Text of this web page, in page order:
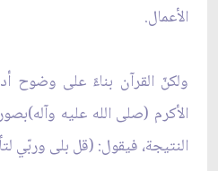
الأعمال.
ولكنّ القرآن بناءً على وضوح
الأكرم (صلى الله عليه
النتيجة، فيقول: (قل بلى وربّي